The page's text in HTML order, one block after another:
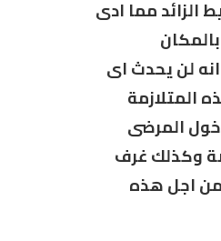
الزائد مما ادى
لن يحدث اى
المتلازمة
المرضى
وكذلك غرف
من اجل هذه